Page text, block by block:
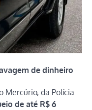
de dinheiro
Mercúrio, da Polícia
de até R$ 6